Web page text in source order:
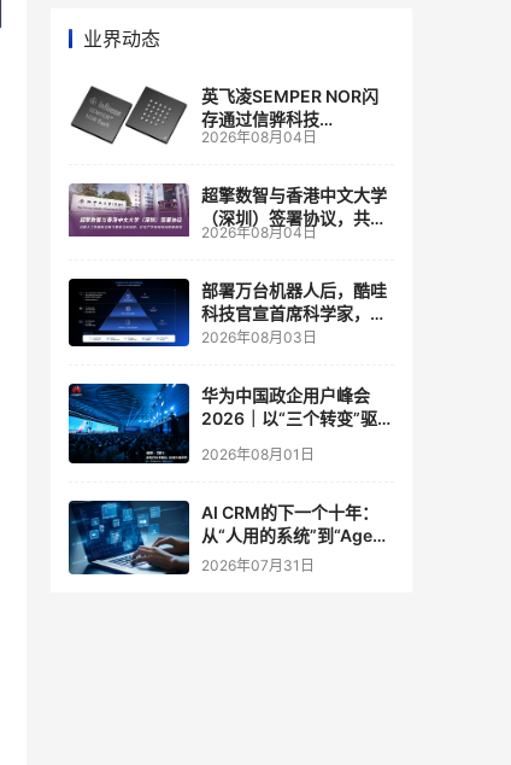
业界动态
英飞凌SEMPER NOR闪
存通过信骅科技
AST2700 BMC认证，全
管理
2026年08月04日
超擎数智与香港中文大学
（深圳）签署协议，共建
人工智能和边缘计算联合
2026年08月04日
部署万台机器人后，酷哇
科技官宣首席科学家，要
让世界模型交付生产力
2026年08月03日
华为中国政企用户峰会
2026｜以“三个转变”驱动
2026年08月01日
AI CRM的下一个十年：
从“人用的系统”到“Agent
调用的底座”
2026年07月31日